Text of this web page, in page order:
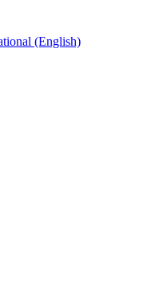
(English)